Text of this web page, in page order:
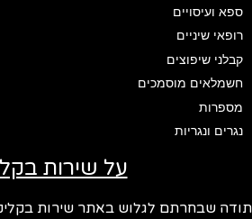
ספא ועיסויים
רופאי שיניים
קבלני שיפוצים
חשמלאים מוסמכים
מספרות
נגרים ונגריות
על שירות
שבחרתם לגלוש באתר שירות